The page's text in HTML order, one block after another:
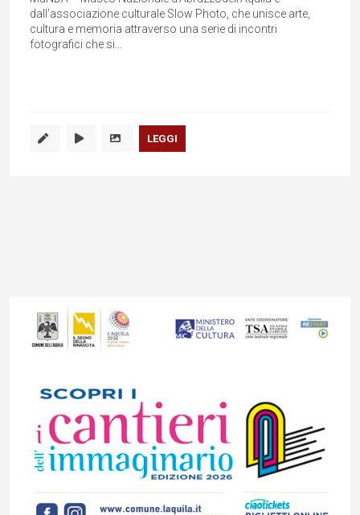
dall’associazione culturale Slow Photo, che unisce arte,
cultura e memoria attraverso una serie di incontri
fotografici che si...
LEGGI